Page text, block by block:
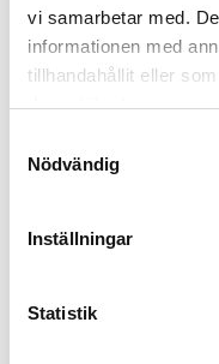
vi samarbetar med.
informationen med
tillhandahållit eller
deras tjänster.
Nödvändig
Inställningar
Statistik
Debatt